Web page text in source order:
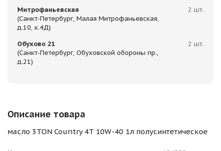
Митрофаньевская
(Санкт-Петербург, Малая Митрофаньевская,
д.10, к.4Д)
2 шт.
Обухово 21
(Санкт-Петербург, Обуховской обороны пр.,
д.21)
2 шт.
Описание товара
масло 3TON Country 4T 10W-40 1л полусинтетическое